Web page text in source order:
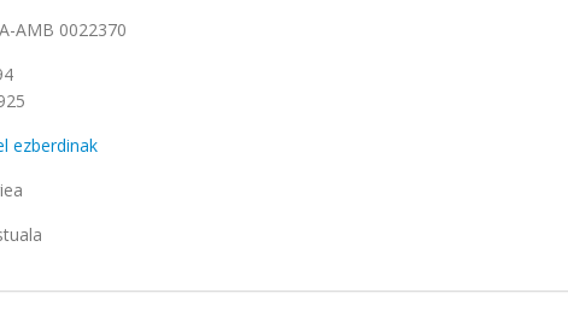
AMB 0022370
ezberdinak